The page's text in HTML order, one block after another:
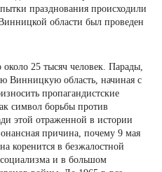
празднования происходили
области был проведен
25 тысяч человек. Парады,
Винницкую область, начиная с
пропагандистские
символ борьбы против
этой отраженной в истории
причина, почему 9 мая
коренится в безжалостной
социализма и в большом